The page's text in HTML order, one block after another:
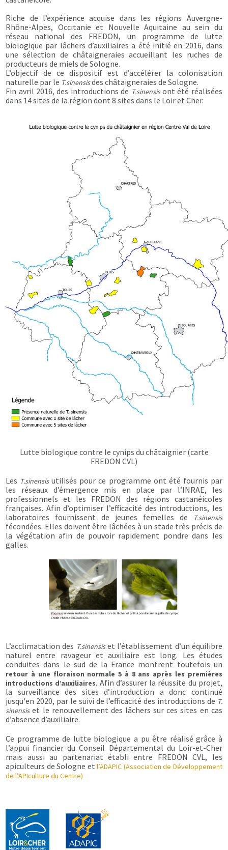
Riche de l’expérience acquise dans les régions Auvergne-
Rhône-Alpes, Occitanie et Nouvelle Aquitaine au sein du
réseau national des FREDON, un programme de lutte
biologique par lâchers d’auxiliaires a été initié en 2016, dans
une sélection de châtaigneraies accueillant les ruches de
producteurs de miels de Sologne.
L’objectif de ce dispositif est d’accélérer la colonisation
naturelle par le T.sinensisdes châtaigneraies de Sologne.
Fin avril 2016, des introductions de T.sinensisont été réalisées
dans 14 sites de la région dont 8 sites dans le Loir et Cher.
Lutte biologique contre le cynips du châtaignier (carte
FREDON CVL)
Les T.sinensisutilisés pour ce programme ont été fournis par
les réseaux d’émergence mis en place par l’INRAE, les
professionnels et les FREDON des régions castanéicoles
françaises. Afin d’optimiser l’efficacité des introductions, les
laboratoires fournissent de jeunes femelles de
T.sinensis
fécondées. Elles doivent être lâchées à un stade très précis de
la végétation afin de pouvoir rapidement pondre dans les
galles.
L’acclimatation des T.sinensiset l’établissement d’un équilibre
naturel entre ravageur et auxiliaire est long. Les études
conduites dans le sud de la France montrent toutefois un
retour à une floraison normale 5 à 8 ans après les premières
introductions d’auxiliaires. Afin d’assurer la réussite du projet,
la surveillance des sites d’introduction a donc continué
jusqu'en 2020, par le suivi de l’efficacité des introductions de T.
sinensiset le renouvellement des lâchers sur ces sites en cas
d’absence d’auxiliaire.
Ce programme de lutte biologique a pu être réalisé grâce à
l’appui financier du Conseil Départemental du Loir-et-Cher
mais aussi au partenariat établi entre FREDON CVL, les
apiculteurs de Sologne etl’ADAPIC (Association de Développement
de l’APIculture du Centre)